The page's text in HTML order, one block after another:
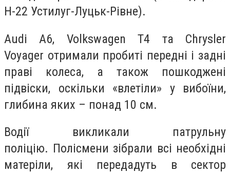
Н-22 Устилуг-Луцьк-Рівне).
Audi A6, Volkswagen T4 та Chrysler
Voyager отримали пробиті передні і задні
праві колеса, а також пошкоджені
підвіски, оскільки «влетіли» у вибоїни,
глибина яких – понад 10 см.
Водії викликали патрульну
поліцію. Полісмени зібрали всі необхідні
матеріли, які передадуть в сектор